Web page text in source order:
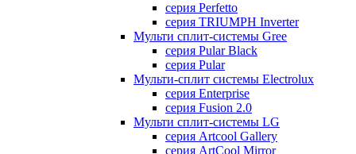
серия Perfetto
серия TRIUMPH Inverter
Мульти сплит-системы Gree
серия Pular Black
серия Pular
Мульти-сплит системы Electrolux
серия Enterprise
серия Fusion 2.0
Мульти сплит-системы LG
серия Artcool Gallery
серия ArtCool Mirror